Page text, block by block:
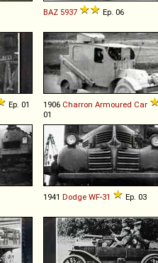
BAZ 5937 Ep. 06
Ep. 01 1906 Charron Armoured Car
01
1941 Dodge WF-31 Ep. 03